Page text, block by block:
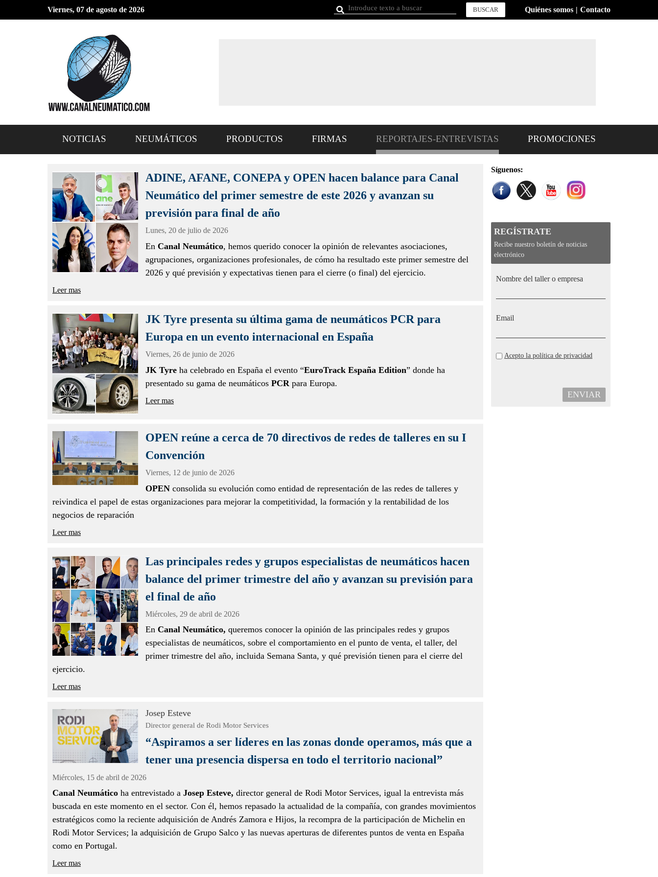
Viernes, 07 de agosto de 2026 BUSCAR Quiénes somos Contacto
NOTICIAS NEUMÁTICOS PRODUCTOS FIRMAS REPORTAJES-ENTREVISTAS PROMOCIONES
ADINE, AFANE, CONEPA y OPEN hacen balance para Canal
Neumático del primer semestre de este 2026 y avanzan su
previsión para final de año
Lunes, 20 de julio de 2026
En Canal Neumático, hemos querido conocer la opinión de relevantes asociaciones,
agrupaciones, organizaciones profesionales, de cómo ha resultado este primer semestre del
2026 y qué previsión y expectativas tienen para el cierre (o final) del ejercicio.
Leer mas
JK Tyre presenta su última gama de neumáticos PCR para
Europa en un evento internacional en España
Viernes, 26 de junio de 2026
JK Tyre ha celebrado en España el evento “EuroTrack España Edition” donde ha
presentado su gama de neumáticos PCR para Europa.
Leer mas
OPEN reúne a cerca de 70 directivos de redes de talleres en su I
Convención
Viernes, 12 de junio de 2026
OPEN consolida su evolución como entidad de representación de las redes de talleres y
reivindica el papel de estas organizaciones para mejorar la competitividad, la formación y la rentabilidad de los
negocios de reparación
Leer mas
Las principales redes y grupos especialistas de neumáticos hacen
balance del primer trimestre del año y avanzan su previsión para
el final de año
Miércoles, 29 de abril de 2026
En Canal Neumático, queremos conocer la opinión de las principales redes y grupos
especialistas de neumáticos, sobre el comportamiento en el punto de venta, el taller, del
primer trimestre del año, incluida Semana Santa, y qué previsión tienen para el cierre del
ejercicio.
Leer mas
Josep Esteve
Director general de Rodi Motor Services
“Aspiramos a ser líderes en las zonas donde operamos, más que a
tener una presencia dispersa en todo el territorio nacional”
Miércoles, 15 de abril de 2026
Canal Neumático ha entrevistado a Josep Esteve, director general de Rodi Motor Services, igual la entrevista más
buscada en este momento en el sector. Con él, hemos repasado la actualidad de la compañía, con grandes movimientos
estratégicos como la reciente adquisición de Andrés Zamora e Hijos, la recompra de la participación de Michelin en
Rodi Motor Services; la adquisición de Grupo Salco y las nuevas aperturas de diferentes puntos de venta en España
como en Portugal.
Leer mas
Síguenos:
REGÍSTRATE
Recibe nuestro boletín de noticias
electrónico
Nombre del taller o empresa
Email
Acepto la política de privacidad
ENVIAR